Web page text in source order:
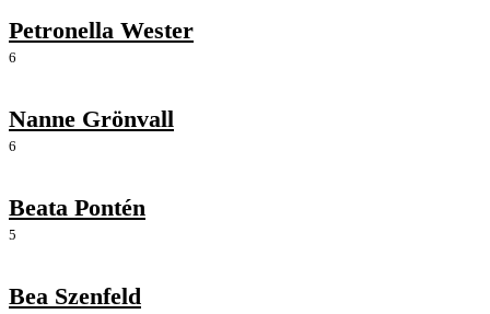
Petronella Wester
6
Nanne Grönvall
6
Beata Pontén
5
Bea Szenfeld